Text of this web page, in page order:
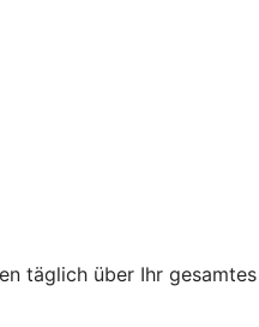
täglich über Ihr